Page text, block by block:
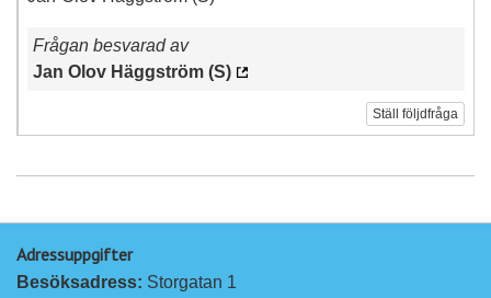
Frågan besvarad av
Jan Olov Häggström (S)
Ställ följdfråga
Adressuppgifter
Besöksadress: Storgatan 1